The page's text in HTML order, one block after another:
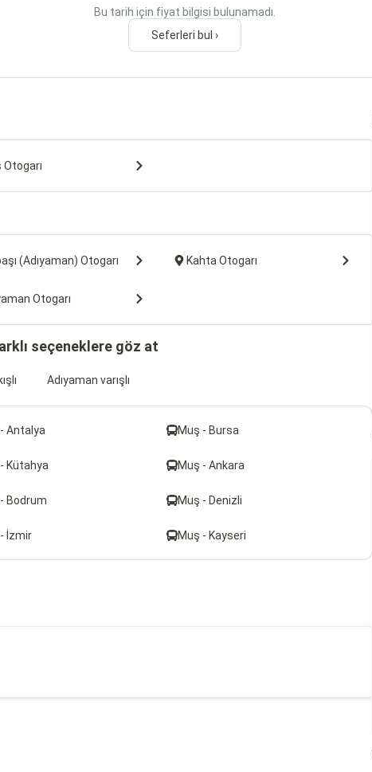
Bu tarih için fiyat bilgisi bulunamadı.
Seferleri bul ›
Otogarı
(Adıyaman) Otogarı Kahta Otogarı
Otogarı
seçeneklere göz at
Adıyaman varışlı
Antalya Muş - Bursa
Kütahya Muş - Ankara
Bodrum Muş - Denizli
İzmir Muş - Kayseri